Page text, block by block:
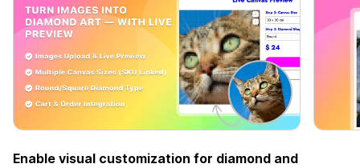
Enable visual customization for diamond and